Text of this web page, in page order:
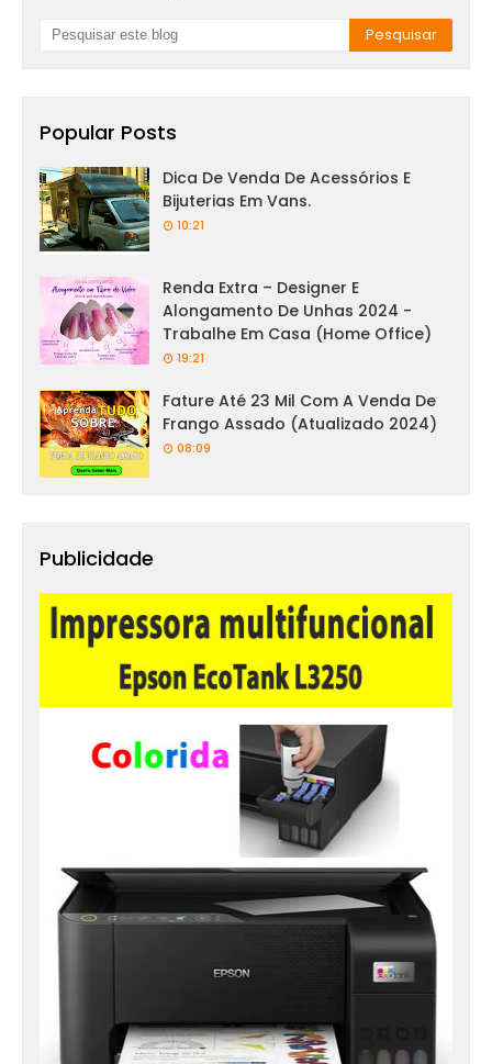
Popular Posts
Dica De Venda De Acessórios E
Bijuterias Em Vans.
10:21
Renda Extra – Designer E
Alongamento De Unhas 2024 -
Trabalhe Em Casa (Home Office)
19:21
Fature Até 23 Mil Com A Venda De
Frango Assado (Atualizado 2024)
08:09
Publicidade